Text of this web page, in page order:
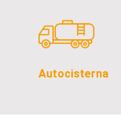
Autocisterna